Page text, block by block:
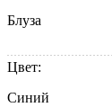
Блуза
Цвет:
Синий